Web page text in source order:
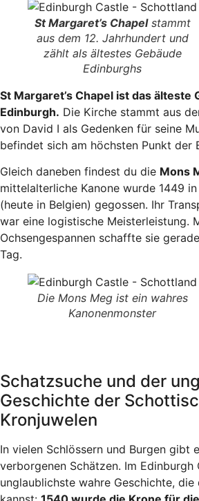
St Margaret’s Chapelstammt
aus dem 12. Jahrhundert und
zählt als ältestes Gebäude
Edinburghs
St Margaret’s Chapel ist das älteste
Edinburgh. Die Kirche stammt aus
von David I als Gedenken für seine
befindet sich am höchsten Punkt der
Gleich daneben findest du die Mons
mittelalterliche Kanone wurde 1449
(heute in Belgien) gegossen. Ihr
war eine logistische Meisterleistung.
Ochsengespannen schaffte sie
Tag.
Die Mons Meg ist ein wahres
Kanonenmonster
Schatzsuche und der
Geschichte der
Kronjuwelen
In vielen Schlössern und Burgen gibt
verborgenen Schätzen. Im
unglaublichste wahre Geschichte,